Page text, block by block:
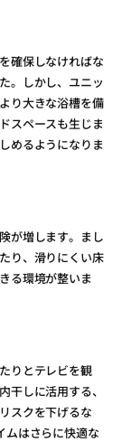
確保しなければな
。しかし、ユニッ
り大きな浴槽を備
スペースも生じま
めるようになりま
が増します。まし
り、滑りにくい床
る環境が整いま
りとテレビを観
干しに活用する、
スクを下げるな
ムはさらに快適な